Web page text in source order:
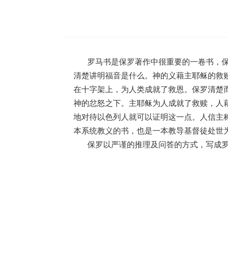
罗马书是保罗著作中很重要的一卷书，
清楚讲明福音是什么。神的义藉主耶稣的
在十字架上，为人类成就了救恩。保罗清
神的忿怒之下。主耶稣为人成就了救赎，
地对待以色列人就可以证明这一点。人信
本系统教义的书，也是一本教导基督徒处世
保罗以严谨的推理及问答的方式，写成